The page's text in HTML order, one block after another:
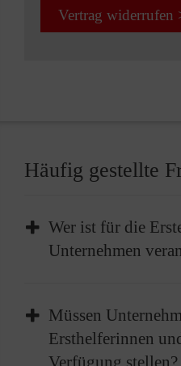
Vertrag widerrufen
Häufig gestellte
Wer ist für die
Unternehmen
Im Unternehmen liegt
die Bereitstellung der
Arbeitgeber. Dies
Müssen
Ersthelferinnen
Verfügung stellen?